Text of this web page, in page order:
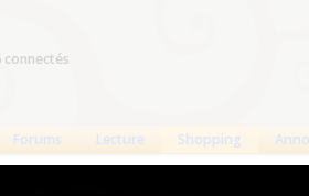
connectés
Forums Lecture Shopping